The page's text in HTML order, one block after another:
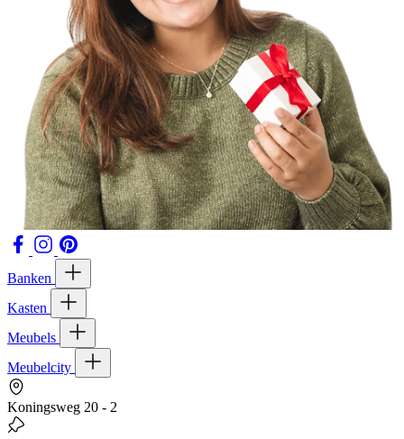
Banken
Kasten
Meubels
Meubelcity
Koningsweg 20 - 2